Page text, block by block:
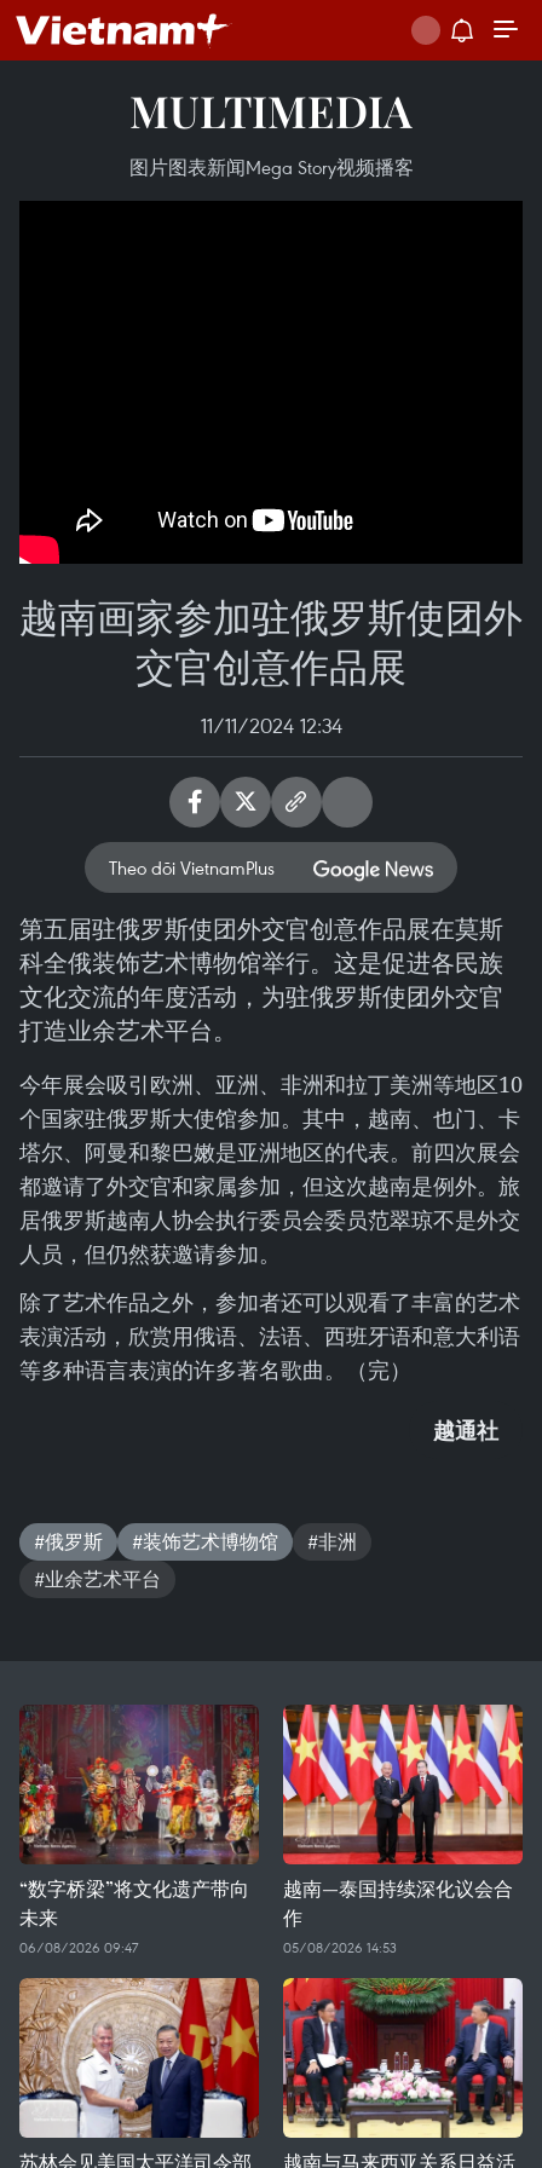
MULTIMEDIA
图片图表新闻Mega Story视频播客
越南画家参加驻俄罗斯使团外
交官创意作品展
11/11/2024 12:34
Theo dõi VietnamPlus
第五届驻俄罗斯使团外交官创意作品展在莫斯
科全俄装饰艺术博物馆举行。这是促进各民族
文化交流的年度活动，为驻俄罗斯使团外交官
打造业余艺术平台。
今年展会吸引欧洲、亚洲、非洲和拉丁美洲等地区10
个国家驻俄罗斯大使馆参加。其中，越南、也门、卡
塔尔、阿曼和黎巴嫩是亚洲地区的代表。前四次展会
都邀请了外交官和家属参加，但这次越南是例外。旅
居俄罗斯越南人协会执行委员会委员范翠琼不是外交
人员，但仍然获邀请参加。
除了艺术作品之外，参加者还可以观看了丰富的艺术
表演活动，欣赏用俄语、法语、西班牙语和意大利语
等多种语言表演的许多著名歌曲。（完）
越通社
#俄罗斯 #装饰艺术博物馆
#非洲
#业余艺术平台
“数字桥梁”将文化遗产带向
未来
06/08/2026 09:47
越南—泰国持续深化议会合
作
05/08/2026 14:53
苏林会见美国太平洋司令部 越南与马来西亚关系日益活